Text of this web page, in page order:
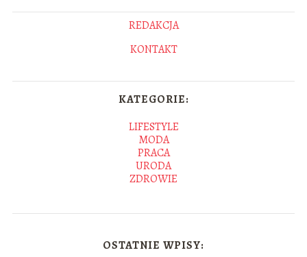
REDAKCJA
KONTAKT
KATEGORIE:
LIFESTYLE
MODA
PRACA
URODA
ZDROWIE
OSTATNIE WPISY: